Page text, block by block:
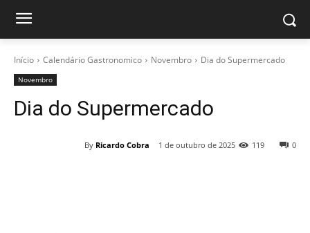
Início Calendário Gastronomico Novembro Dia do Supermercado
Novembro
Dia do Supermercado
By Ricardo Cobra 1 de outubro de 2025 0
119